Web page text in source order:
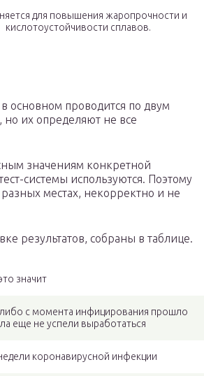
для повышения жаропрочности и
кислотоустойчивости сплавов.
основном проводится по двум
но их определяют не все
значениям конкретной
системы используются. Поэтому
местах, некорректно и не
результатов, собраны в таблице.
значит
с момента инфицирования прошло
еще не успели выработаться
коронавирусной инфекции